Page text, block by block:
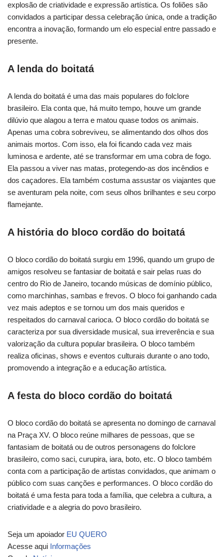
explosão de criatividade e expressão artística. Os foliões são
convidados a participar dessa celebração única, onde a tradição
encontra a inovação, formando um elo especial entre passado e
presente.
A lenda do boitatá
A lenda do boitatá é uma das mais populares do folclore
brasileiro. Ela conta que, há muito tempo, houve um grande
dilúvio que alagou a terra e matou quase todos os animais.
Apenas uma cobra sobreviveu, se alimentando dos olhos dos
animais mortos. Com isso, ela foi ficando cada vez mais
luminosa e ardente, até se transformar em uma cobra de fogo.
Ela passou a viver nas matas, protegendo-as dos incêndios e
dos caçadores. Ela também costuma assustar os viajantes que
se aventuram pela noite, com seus olhos brilhantes e seu corpo
flamejante.
A história do bloco cordão do boitatá
O bloco cordão do boitatá surgiu em 1996, quando um grupo de
amigos resolveu se fantasiar de boitatá e sair pelas ruas do
centro do Rio de Janeiro, tocando músicas de domínio público,
como marchinhas, sambas e frevos. O bloco foi ganhando cada
vez mais adeptos e se tornou um dos mais queridos e
respeitados do carnaval carioca. O bloco cordão do boitatá se
caracteriza por sua diversidade musical, sua irreverência e sua
valorização da cultura popular brasileira. O bloco também
realiza oficinas, shows e eventos culturais durante o ano todo,
promovendo a integração e a educação artística.
A festa do bloco cordão do boitatá
O bloco cordão do boitatá se apresenta no domingo de carnaval
na Praça XV. O bloco reúne milhares de pessoas, que se
fantasiam de boitatá ou de outros personagens do folclore
brasileiro, como saci, curupira, iara, boto, etc. O bloco também
conta com a participação de artistas convidados, que animam o
público com suas canções e performances. O bloco cordão do
boitatá é uma festa para toda a família, que celebra a cultura, a
criatividade e a alegria do povo brasileiro.
Seja um apoiador EU QUERO
Acesse aqui Informações